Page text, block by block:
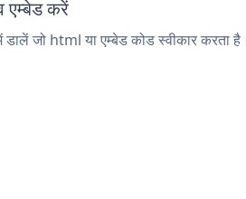
करें
जो html या एम्बेड कोड स्वीकार